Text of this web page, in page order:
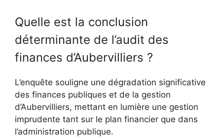
Quelle est la conclusion
déterminante de l’audit des
finances d’Aubervilliers ?
L’enquête souligne une dégradation significative
des finances publiques et de la gestion
d’Aubervilliers, mettant en lumière une gestion
imprudente tant sur le plan financier que dans
l’administration publique.